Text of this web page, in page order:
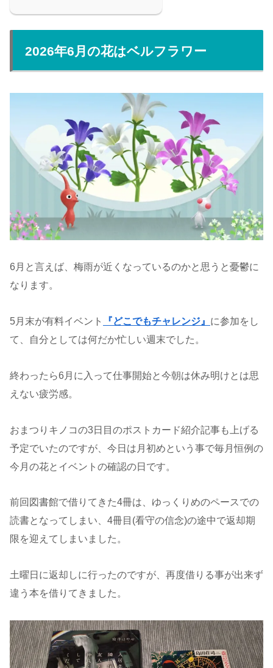
2026年6月の花はベルフラワー
6月と言えば、梅雨が近くなっているのかと思うと憂鬱に
なります。
5月末が有料イベント 『どこでもチャレンジ』 に参加をし
て、自分としては何だか忙しい週末でした。
終わったら6月に入って仕事開始と今朝は休み明けとは思
えない疲労感。
おまつりキノコの3日目のポストカード紹介記事も上げる
予定でいたのですが、今日は月初めという事で毎月恒例の
今月の花とイベントの確認の日です。
前回図書館で借りてきた4冊は、ゆっくりめのペースでの
読書となってしまい、4冊目(看守の信念)の途中で返却期
限を迎えてしまいました。
土曜日に返却しに行ったのですが、再度借りる事が出来ず
違う本を借りてきました。